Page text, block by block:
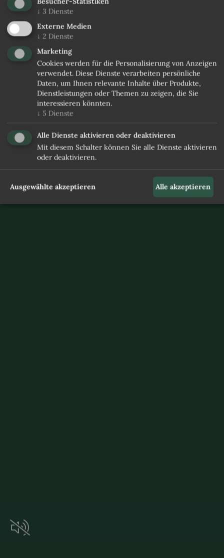
↓ 3 Dienste
Externe Medien
↓ 2 Dienste
Marketing
Cookies werden für die Personalisierung von Anzeigen
verwendet. Diese Dienste verarbeiten persönliche
Daten, um Ihnen relevante Inhalte über Produkte,
Dienstleistungen oder Themen zu zeigen, die Sie
interessieren könnten.
↓ 5 Dienste
Alle Dienste aktivieren oder deaktivieren
Mit diesem Schalter können Sie alle Dienste aktivieren
oder deaktivieren.
Ausgewählte akzeptieren Alle akzeptieren